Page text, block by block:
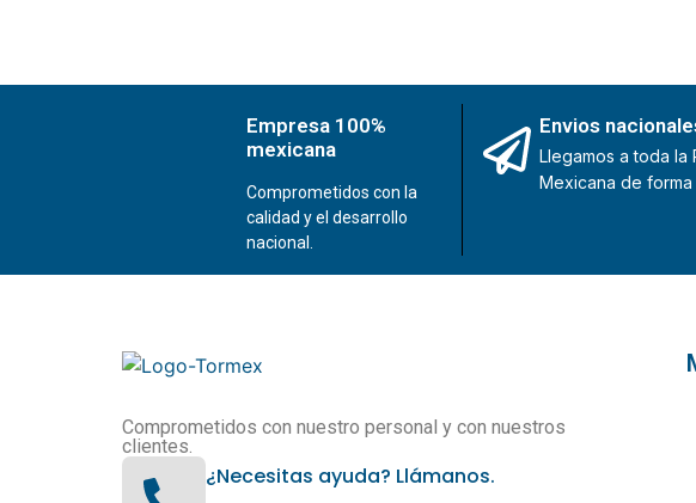
Empresa 100%
mexicana
Comprometidos con la
calidad y el desarrollo
nacional.
Envios
Llegamos a toda la
Mexicana de forma
Comprometidos con nuestro personal y con nuestros
clientes.
¿Necesitas ayuda? Llámanos.